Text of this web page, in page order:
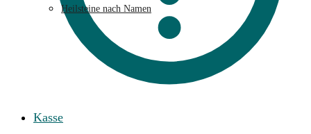
Kasse
Heilsteine nach Namen